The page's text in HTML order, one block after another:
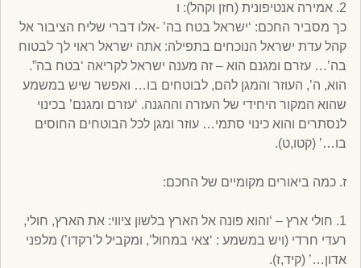
2. אמירה אנטיפונית (חזן וקהל): ו
כך מסביר החכם: ‘ישראל בטח בה’ -אלו דברי שליח הציבור אל
קהל עדת ישראל הנוכחים בתפילה: אתה ישראל ראוי לך לבטוח
בה’… עזרם ומגנם הוא – זה מענה ישראל לקריאה ‘בטח בה”.
הוא, ה’, העוזר והמגן להם, לבוטחים בו… ואפשר שיש במשמע
שהוא המקור היחידי של העזרה וההגנה. ‘עזרם ומגנם’ בכינוי
לנסתרים והוא כינוי סתמי… עוזר ומגן לכל הבוטחים החוסים
בו…’ (קטו,ט).
ז. כמה ביאורים מקומיים של החכם:
1. חולי ארץ – ‘והוא פונה אל הארץ בלשון ציווי: את הארץ, חולי,
רעדי חרדי (ויש במשמע : ‘צאי במחול’, ומקביל ל’רקדו’) מלפני
אדון…’ (קיד,ז).